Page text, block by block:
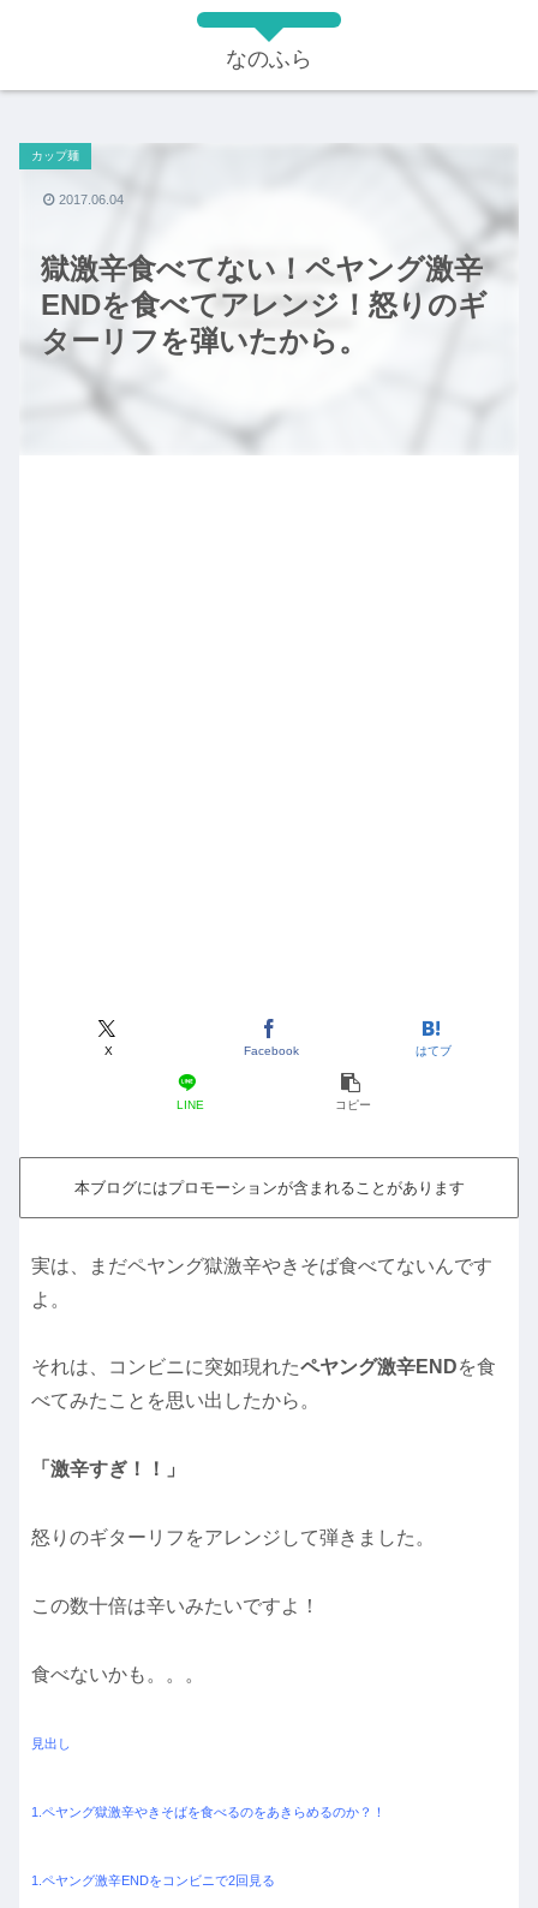
なのふら
獄激辛食べてない！ペヤング激辛
ENDを食べてアレンジ！怒りのギ
ターリフを弾いたから。
カップ麺
X Facebook はてブ
LINE コピー
2017.06.04
本ブログにはプロモーションが含まれることがあります
実は、まだペヤング獄激辛やきそば食べてないんです
よ。
それは、コンビニに突如現れたペヤング激辛ENDを食
べてみたことを思い出したから。
「激辛すぎ！！」
怒りのギターリフをアレンジして弾きました。
この数十倍は辛いみたいですよ！
食べないかも。。。
見出し
1.ペヤング獄激辛やきそばを食べるのをあきらめるのか？！
1.ペヤング激辛ENDをコンビニで2回見る